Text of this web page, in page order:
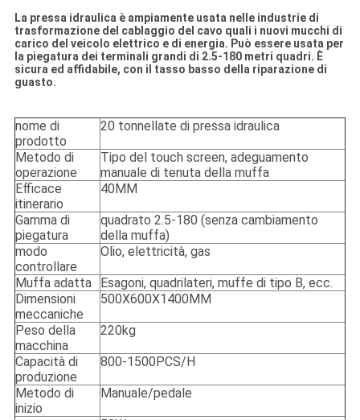
La pressa idraulica è ampiamente usata nelle industrie di
trasformazione del cablaggio del cavo quali i nuovi mucchi di
carico del veicolo elettrico e di energia. Può essere usata per
la piegatura dei terminali grandi di 2.5-180 metri quadri. È
sicura ed affidabile, con il tasso basso della riparazione di
guasto.
nome di
prodotto
20 tonnellate di pressa idraulica
Metodo di
operazione
Tipo del touch screen, adeguamento
manuale di tenuta della muffa
Efficace
itinerario
40MM
Gamma di
piegatura
quadrato 2.5-180 (senza cambiamento
della muffa)
modo
controllare
Olio, elettricità, gas
Muffa adatta
Esagoni, quadrilateri, muffe di tipo B, ecc.
Dimensioni
meccaniche
500X600X1400MM
Peso della
macchina
220kg
Capacità di
produzione
800-1500PCS/H
Metodo di
inizio
Manuale/pedale